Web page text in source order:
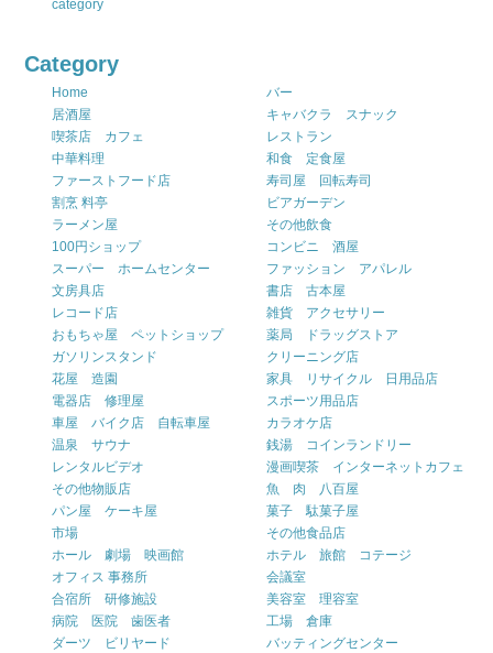
category
Category
Home
バー
居酒屋
キャバクラ スナック
喫茶店 カフェ
レストラン
中華料理
和食 定食屋
ファーストフード店
寿司屋 回転寿司
割烹 料亭
ビアガーデン
ラーメン屋
その他飲食
100円ショップ
コンビニ 酒屋
スーパー ホームセンター
ファッション アパレル
文房具店
書店 古本屋
レコード店
雑貨 アクセサリー
おもちゃ屋 ペットショップ
薬局 ドラッグストア
ガソリンスタンド
クリーニング店
花屋 造園
家具 リサイクル 日用品店
電器店 修理屋
スポーツ用品店
車屋 バイク店 自転車屋
カラオケ店
温泉 サウナ
銭湯 コインランドリー
レンタルビデオ
漫画喫茶 インターネットカフェ
その他物販店
魚 肉 八百屋
パン屋 ケーキ屋
菓子 駄菓子屋
市場
その他食品店
ホール 劇場 映画館
ホテル 旅館 コテージ
オフィス 事務所
会議室
合宿所 研修施設
美容室 理容室
病院 医院 歯医者
工場 倉庫
ダーツ ビリヤード
バッティングセンター